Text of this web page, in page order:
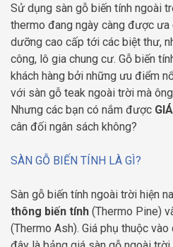
Sử dụng sàn gỗ biến tính ngoài
thermo đang ngày càng được
dưỡng cao cấp tới các biệt thư,
công, lô gia chung cư. Gỗ biến
khách hàng bởi những ưu điểm
với sàn gỗ teak ngoài trời mà
Nhưng các bạn có nắm được
cân đối ngân sách không?
SÀN GỖ BIẾN TÍNH LÀ GÌ?
Sàn gỗ biến tính ngoài trời hiện
thông biến tính (Thermo Pine)
(Thermo Ash). Giá phụ thuộc